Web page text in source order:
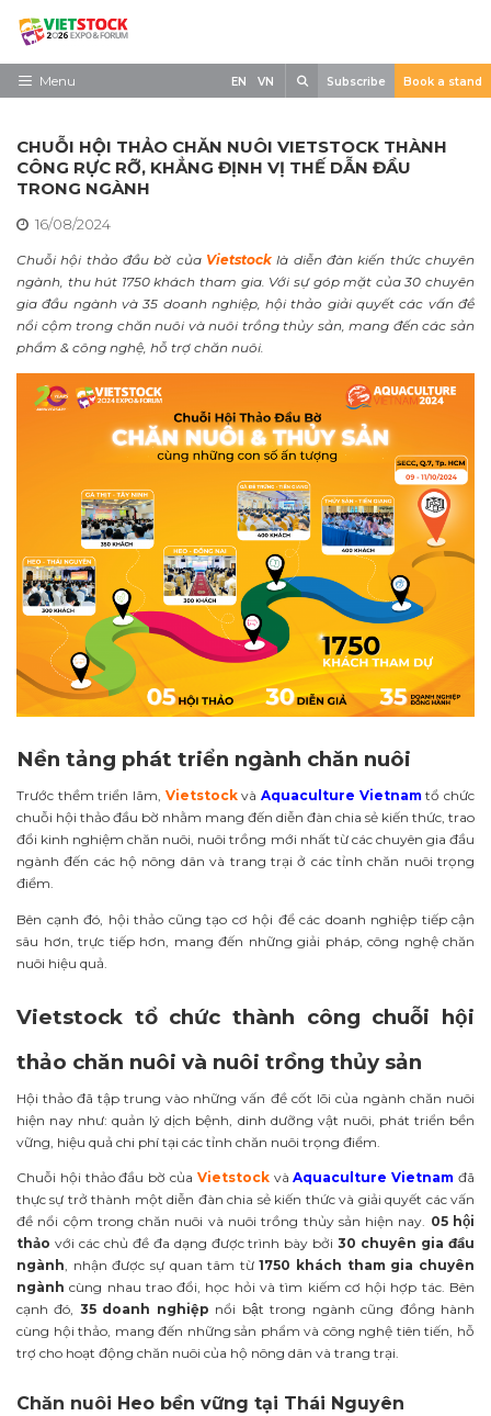
Skip
contentMenu
Về triển lãm
Tin tức
Liên Hệ
EN VN Subscribe Book a stand
CHUỖI HỘI THẢO CHĂN NUÔI VIETSTOCK THÀNH
CÔNG RỰC RỠ, KHẲNG ĐỊNH VỊ THẾ DẪN ĐẦU
TRONG NGÀNH
16/08/2024
Chuỗi hội thảo đầu bờ của Vietstock là diễn đàn kiến thức chuyên
ngành, thu hút 1750 khách tham gia. Với sự góp mặt của 30 chuyên
gia đầu ngành và 35 doanh nghiệp, hội thảo giải quyết các vấn đề
nổi cộm trong chăn nuôi và nuôi trồng thủy sản, mang đến các sản
phẩm & công nghệ, hỗ trợ chăn nuôi.
Nền tảng phát triển ngành chăn nuôi
Trước thềm triển lãm, VietstockvàAquaculture Vietnamtổ chức
chuỗi hội thảo đầu bờ nhằm mang đến diễn đàn chia sẻ kiến thức, trao
đổi kinh nghiệm chăn nuôi, nuôi trồng mới nhất từ các chuyên gia đầu
ngành đến các hộ nông dân và trang trại ở các tỉnh chăn nuôi trọng
điểm.
Bên cạnh đó, hội thảo cũng tạo cơ hội để các doanh nghiệp tiếp cận
sâu hơn, trực tiếp hơn, mang đến những giải pháp, công nghệ chăn
nuôi hiệu quả.
Vietstock tổ chức thành công chuỗi hội
thảo chăn nuôi và nuôi trồng thủy sản
Hội thảo đã tập trung vào những vấn đề cốt lõi của ngành chăn nuôi
hiện nay như: quản lý dịch bệnh, dinh dưỡng vật nuôi, phát triển bền
vững, hiệu quả chi phí tại các tỉnh chăn nuôi trọng điểm.
Chuỗi hội thảo đầu bờ của VietstockvàAquaculture Vietnam đã
thực sự trở thành một diễn đàn chia sẻ kiến thức và giải quyết các vấn
đề nổi cộm trong chăn nuôi và nuôi trồng thủy sản hiện nay. 05 hội
thảo với các chủ đề đa dạng được trình bày bởi30 chuyên gia đầu
ngành, nhận được sự quan tâm từ1750 khách tham gia chuyên
ngành cùng nhau trao đổi, học hỏi và tìm kiếm cơ hội hợp tác. Bên
cạnh đó, 35 doanh nghiệp nổi bật trong ngành cũng đồng hành
cùng hội thảo, mang đến những sản phẩm và công nghệ tiên tiến, hỗ
trợ cho hoạt động chăn nuôi của hộ nông dân và trang trại.
Chăn nuôi Heo bền vững tại Thái Nguyên